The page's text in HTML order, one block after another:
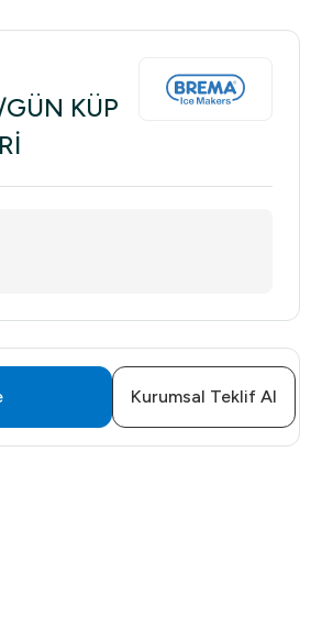
KÜP
Kurumsal Teklif Al